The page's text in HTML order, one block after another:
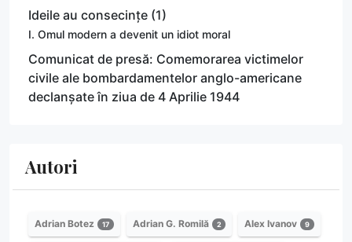
Ideile au consecințe (1)
I. Omul modern a devenit un idiot moral
Comunicat de presă: Comemorarea victimelor
civile ale bombardamentelor anglo-americane
declanșate în ziua de 4 Aprilie 1944
Autori
Adrian Botez 17 Adrian G. Romilă 2 Alex Ivanov 9